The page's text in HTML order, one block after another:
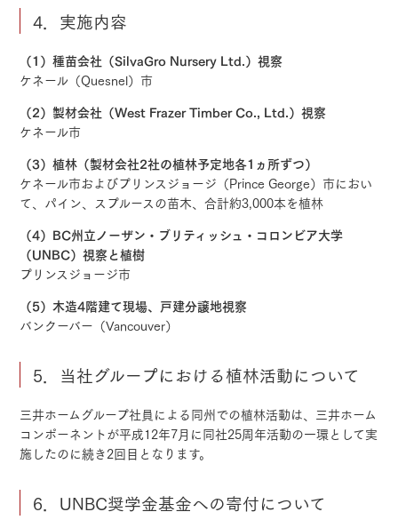
4．実施内容
（1）種苗会社（SilvaGro Nursery Ltd.）視察
ケネール（Quesnel）市
（2）製材会社（West Frazer Timber Co., Ltd.）視察
ケネール市
（3）植林（製材会社2社の植林予定地各1ヵ所ずつ）
ケネール市およびプリンスジョージ（Prince George）市におい
て、パイン、スプルースの苗木、合計約3,000本を植林
（4）BC州立ノーザン・ブリティッシュ・コロンビア大学
（UNBC）視察と植樹
プリンスジョージ市
（5）木造4階建て現場、戸建分譲地視察
バンクーバー（Vancouver）
5．当社グループにおける植林活動について
三井ホームグループ社員による同州での植林活動は、三井ホーム
コンポーネントが平成12年7月に同社25周年活動の一環として実
施したのに続き2回目となります。
6．UNBC奨学金基金への寄付について